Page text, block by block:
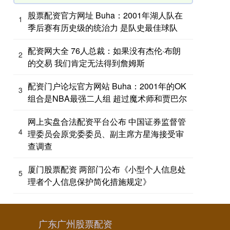
1
股票配资官方网址 Buha：2001年湖人队在
季后赛有历史级的统治力 是队史最佳球队
2 配资网大全 76人总裁：如果没有杰伦·布朗
的交易 我们肯定无法得到詹姆斯
3 配资门户论坛官方网站 Buha：2001年的OK
组合是NBA最强二人组 超过魔术师和贾巴尔
4
网上实盘合法配资平台公布 中国证券监督管
理委员会原党委委员、副主席方星海接受审
查调查
5 厦门股票配资 两部门公布《小型个人信息处
理者个人信息保护简化措施规定》
广东广州股票配资